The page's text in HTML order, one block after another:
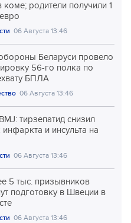
коме; родители получили 1
06 Августа 13:46
Беларуси провело
56-го полка по
БПЛА
06 Августа 13:46
тирзепатид снизил
инфаркта и инсульта на
06 Августа 13:46
5 тыс. призывников
подготовку в Швеции в
06 Августа 13:46